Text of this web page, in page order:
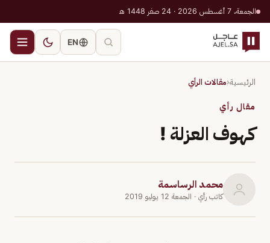
الجمعة، 7 أغسطس 2026 · 24 صفر 1448 هـ
EN
الرئيسية‹مقالات الرأي
مقال رأي
كهوف العزلة !
محمد الرساسمة
كاتب رأي · الجمعة 12 يوليو 2019